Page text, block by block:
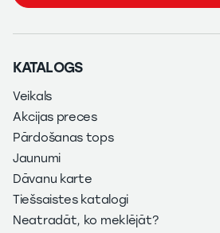
KATALOGS
Veikals
Akcijas preces
Pārdošanas tops
Jaunumi
Dāvanu karte
Tiešsaistes katalogi
Neatradāt, ko meklējāt?